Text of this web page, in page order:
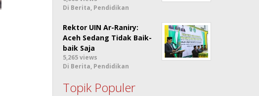
Di Berita, Pendidikan
Rektor UIN Ar-Raniry:
Aceh Sedang Tidak Baik-
baik Saja
5,265 views
Di Berita, Pendidikan
Topik Populer